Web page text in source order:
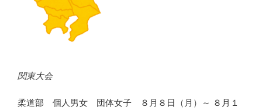
関東大会
柔道部 個人男女 団体女子 ８月８日（月）～ ８月１